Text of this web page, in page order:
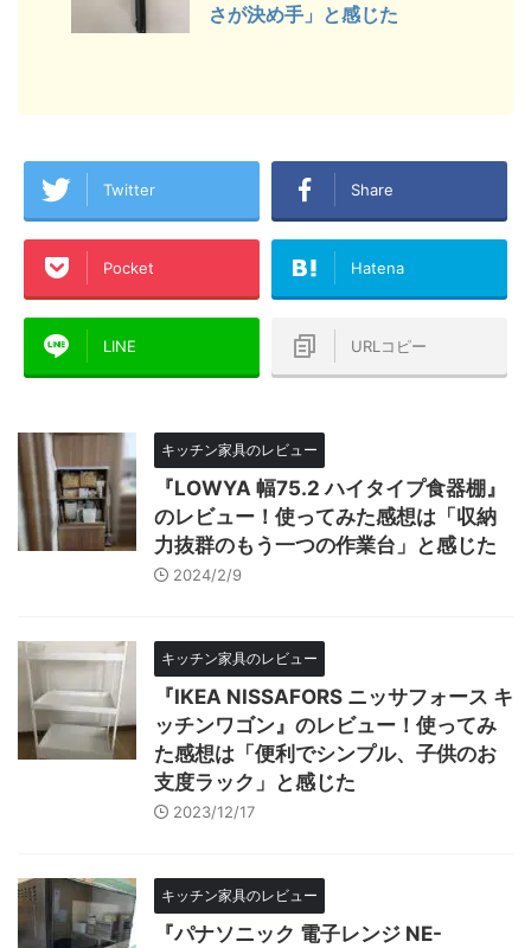
さが決め手」と感じた
Twitter Share
Pocket Hatena
LINE URLコピー
キッチン家具のレビュー
『LOWYA 幅75.2 ハイタイプ食器棚』
のレビュー！使ってみた感想は「収納
力抜群のもう一つの作業台」と感じた
2024/2/9
キッチン家具のレビュー
『IKEA NISSAFORS ニッサフォース キ
ッチンワゴン』のレビュー！使ってみ
た感想は「便利でシンプル、子供のお
支度ラック」と感じた
2023/12/17
キッチン家具のレビュー
『パナソニック 電子レンジ NE-